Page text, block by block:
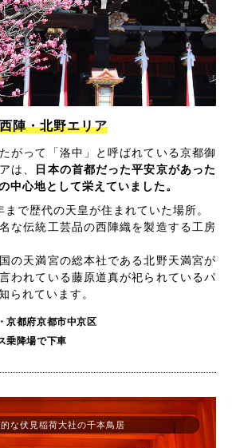
陣・北野エリア
がって「洛中」と呼ばれている京都御
は、
日本の首都だった平安京があった
中心地として栄えていました。
で歴代の天皇が住まれていた場所。
な伝統工芸品の西陣織を製造する工房
の天満宮の総本社である北野天満宮が
われている藤原道真が祀られているパ
られています。
京都府京都市中京区
乗降場で下車
な伏見稲荷大社の千本鳥居